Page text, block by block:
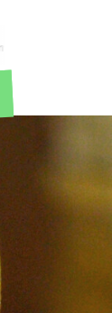
· "Warn Dem"